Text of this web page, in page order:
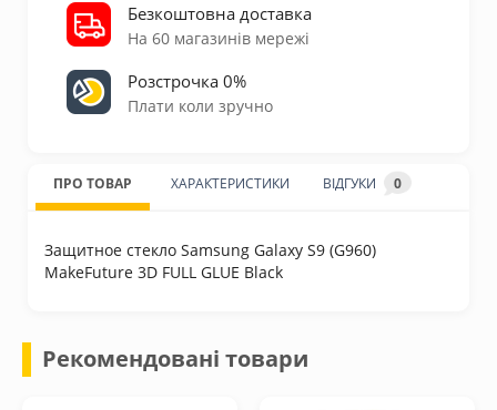
Безкоштовна доставка
На 60 магазинів мережі
Розстрочка 0%
Плати коли зручно
ПРО ТОВАР ХАРАКТЕРИСТИКИ ВІДГУКИ 0
Защитное стекло Samsung Galaxy S9 (G960)
MakeFuture 3D FULL GLUE Black
Рекомендовані товари